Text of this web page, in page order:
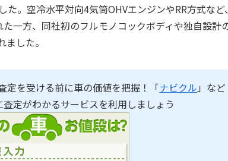
。空冷水平対向4気筒OHVエンジンやRR方式など、
一方、同社初のフルモノコックボディや独自設計
した。
定を受ける前に車の価値を把握！「ナビクル 」など
定がわかるサービスを利用しましょう